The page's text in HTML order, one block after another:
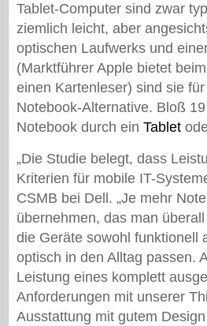
Tablet-Computer sind zwar
ziemlich leicht, aber
optischen Laufwerks und
(Marktführer Apple bietet
einen Kartenleser) sind sie
Notebook-Alternative. Bloß
Notebook durch ein Tablet
„Die Studie belegt, dass
Kriterien für mobile IT-
CSMB bei Dell. „Je mehr
übernehmen, das man
die Geräte sowohl funktionell
optisch in den Alltag passen.
Leistung eines komplett
Anforderungen mit unserer
Ausstattung mit gutem